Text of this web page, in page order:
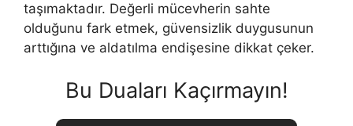
taşımaktadır. Değerli mücevherin sahte
olduğunu fark etmek, güvensizlik duygusunun
arttığına ve aldatılma endi­şesine dikkat çeker.
Bu Duaları Kaçırmayın!